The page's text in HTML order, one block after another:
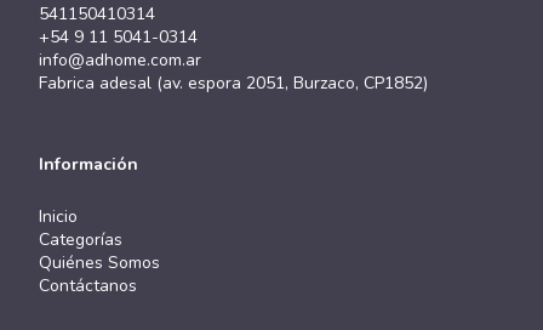
541150410314
+54 9 11 5041-0314
info@adhome.com.ar
Fabrica adesal (av. espora 2051, Burzaco, CP1852)
Información
Inicio
Categorías
Quiénes Somos
Contáctanos